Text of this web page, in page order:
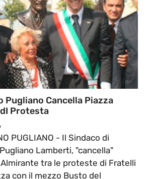
Pugliano Cancella Piazza
Protesta
PUGLIANO - Il Sindaco di
Lamberti, "cancella"
Almirante tra le proteste di Fratelli
con il mezzo Busto del